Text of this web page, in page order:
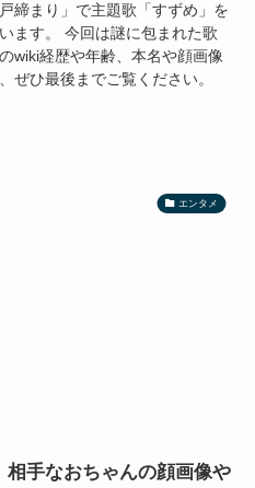
締まり」で主題歌「すずめ」を
ます。 今回は謎に包まれた歌
wiki経歴や年齢、本名や顔画像
ぜひ最後までご覧ください。
エンタメ
手なおちゃんの顔画像や